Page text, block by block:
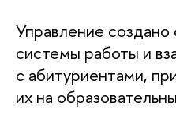
Управление создано
системы работы и
с абитуриентами,
их на